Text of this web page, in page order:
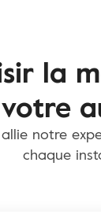
la
notre
chaque